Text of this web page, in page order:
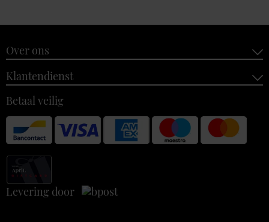
Over ons
Klantendienst
Betaal veilig
Levering door